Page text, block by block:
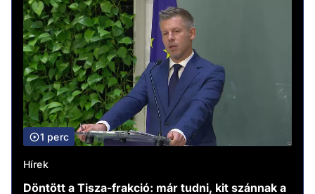
1 perc
Hírek
Döntött a Tisza-frakció: már tudni, kit szánnak a